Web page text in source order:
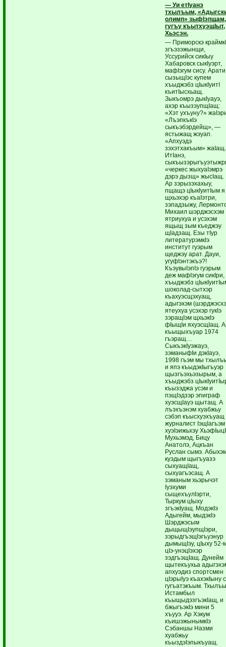
— Уи етIуанэ
тхылъым,
олимп»
гугъу къытхуэщIыт,
Хьэсэн.
— Приморскэ
згъэзэжынщи,
Уссурийск сикIыу
Хабаровск сыкIуэрт,
мафIэгум сису.
сызыщIэс купем
хъыджэбз цIыкIуитI
къитIысхьащ.
Зыкъомрэ дыкIуауэ,
ахэр къызэупщIащ:
«Хэт ухъуну?»
«ЛъэпкъкIэ
сыкъэбэрдейщ», —
ястыжащ жэуап.
«Апхуэдэ
зэхэтхакъым» жаIащ.
ИтIанэ,
«черкес жыхуаIэмрэ
дэрэ дызщ» жысIащ.
Ар зэрызэхахыу,
пщащэ цIыкIуитIым я
щхьэхэр къаIэтри,
зэпадзыжу,
Михаил шэрджэсхэм
ятриухуа и усэхэм
ящыщ зым къеджэу
щIадзащ. Езы тIур
литературэмкIэ
институт гуэрым
щеджэу арат. Дауи,
угуфIэнтэкъэ?!
КъэувыIэпIэ гуэрым
деж мафIэгум сикIри,
хъыджэбз
шоколад-сытхэр
къахуэсщэхуащ,
адыгэхэм
ятеухуа усэхэр гукIэ
зэращIэм щхьэкIэ
фIыщIи яхуэсщIащ.
къыщыхъуар 1974
гъэращ…
СыкъэкIуэжауэ,
зэманыфIи дэкIауэ,
1998 гъэм мы
и япэ къыдэкIыгъуэр
щызгъэхьэзырым, а
хъыджэбз
къызэджа усэм и
пэщIэдзэр эпиграф
хуэсщIауэ щытащ. А
лъэхъэнэм хуабжьу
сэбэп къысхуэхъуащ
журналист IэщIагъэм
хуэIэижьхэу
Мухьэмэд, Бицу
Анатолэ, Ацкъан
Руслан сымэ.
куэдым щыгъуазэ
сыхуащIащ,
сыхуагъэсащ. А
зэманым хьэрычэт
Iуэхуми
сыщехъулIэрти,
Тыркум цIыху
згъэкIуащ. МодэкIэ
Адыгейм, мыдэкIэ
Шэрджэсым
дыщыщIэупщIэри,
зэрыдгъэщIэгъуэнур
дымыщIэу, цIыху 52-
цIэ-унэцIэхэр
зэдгъэщIащ. Дунейм
щытекъухьа
апхуэдиз спортсмен
цIэрыIуэ къахэкIыну
гугъатэкъым.
Истамбыл
къыщыдэзгъэкIащ, и
бжыгъэкIэ мини 5
хъууэ. Ар Хэкум
къишэжынымкIэ
Сэбаншы Назми
хуабжьу
къыздэIэпыкъуащ.